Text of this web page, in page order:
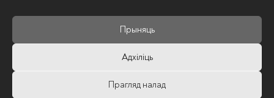
Прыняць
Адхіліць
Прагляд налад